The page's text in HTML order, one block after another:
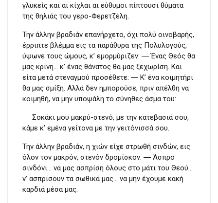
γλυκείς και αι κίχλαι αι εύθυμοι πίπτουσι θύματα
της θηλιάς του γερο-Φερετζέλη.
Την άλλην βραδιάν επανήρχετο, όχι πολύ οινοβαρής,
έρριπτε βλέμμα εις τα παράθυρα της Πολυλογούς,
ύψωνε τους ώμους, κ’ εμορμύριζεν: ― Ένας Θεός θα
μας κρίνη… κ’ ένας θάνατος θα μας ξεχωρίση. Και
είτα μετά στεναγμού προσέθετε: ― Κ’ ένα κοιμητήρι
θα μας σμίξη. Αλλά δεν ημπορούσε, πριν απέλθη να
κοιμηθή, να μην υποψάλη το σύνηθες άσμα του:
Σοκάκι μου μακρύ-στενό, με την κατεβασιά σου,
κάμε κ’ εμένα γείτονα με την γειτόνισσά σου.
Την άλλην βραδιάν, η χιών είχε στρωθή σινδών, εις
όλον τον μακρόν, στενόν δρομίσκον. ― Άσπρο
σινδόνι… να μας ασπρίση όλους στο μάτι του Θεού…
ν’ ασπρίσουν τα σωθικά μας… να μην έχουμε κακή
καρδιά μέσα μας.